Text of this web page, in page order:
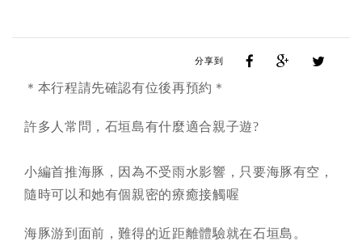
分享到
＊本行程請先確認有位後再預約＊
許多人常問，石垣島有什麼適合親子遊?
小編首推海豚，因為不受雨水影響，只要海豚有空，
隨時可以和她有個親密的療癒接觸喔
海豚游到面前，難得的近距離體驗就在石垣島。